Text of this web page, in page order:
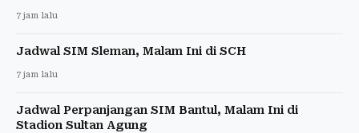
7 jam lalu
Jadwal SIM Sleman, Malam Ini di SCH
7 jam lalu
Jadwal Perpanjangan SIM Bantul, Malam Ini di
Stadion Sultan Agung